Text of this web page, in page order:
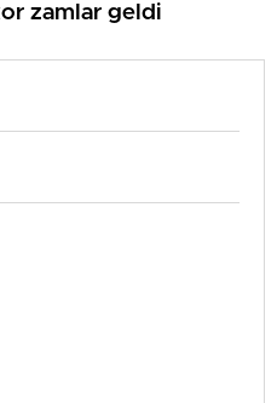
zamlar geldi